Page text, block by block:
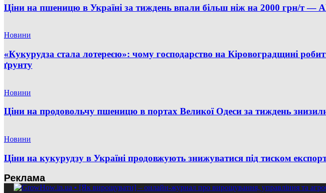
Ціни на пшеницю в Україні за тиждень впали більш ніж на 2000 грн/т —
Новини
«Кукурудза стала лотереєю»: чому господарство на Кіровоградщині
ґрунту
Новини
Ціни на продовольчу пшеницю в портах Великої Одеси за тиждень
Новини
Ціни на кукурудзу в Україні продовжують знижуватися під тиском
Реклама